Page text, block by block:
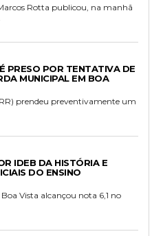
Rotta publicou, na manhã
PRESO POR TENTATIVA DE
MUNICIPAL EM BOA
prendeu preventivamente um
IDEB DA HISTÓRIA E
DO ENSINO
Vista alcançou nota 6,1 no